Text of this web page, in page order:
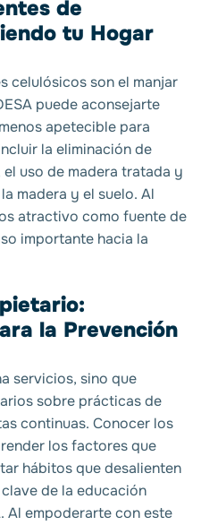
de
tu Hogar
celulósicos son el manjar
puede aconsejarte
apetecible para
la eliminación de
uso de madera tratada y
madera y el suelo. Al
atractivo como fuente de
importante hacia la
la Prevención
servicios, sino que
sobre prácticas de
continuas. Conocer los
los factores que
hábitos que desalienten
de la educación
Al empoderarte con este